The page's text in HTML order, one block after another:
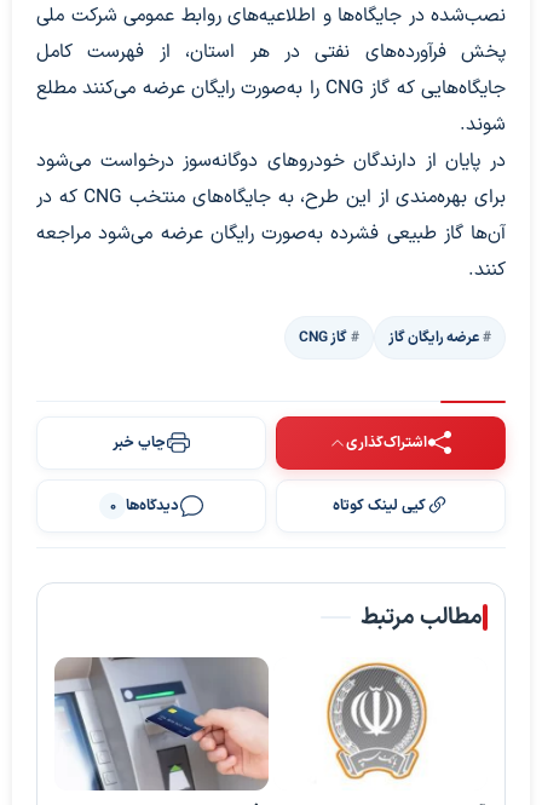
نصب‌شده در جایگاه‌ها و اطلاعیه‌های روابط عمومی شرکت ملی
پخش فرآورده‌های نفتی در هر استان، از فهرست کامل
جایگاه‌هایی که گاز CNG را به‌صورت رایگان عرضه می‌کنند مطلع
شوند.
در پایان از دارندگان خودروهای دوگانه‌سوز درخواست می‌شود
برای بهره‌مندی از این طرح، به جایگاه‌های منتخب CNG که در
آن‌ها گاز طبیعی فشرده به‌صورت رایگان عرضه می‌شود مراجعه
کنند.
عرضه رایگان گاز گاز CNG
اشتراک‌گذاری چاپ خبر
کپی لینک کوتاه دیدگاه‌ها 0
مطالب مرتبط